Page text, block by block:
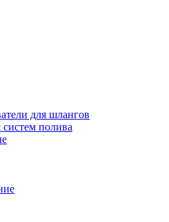
для шлангов
полива